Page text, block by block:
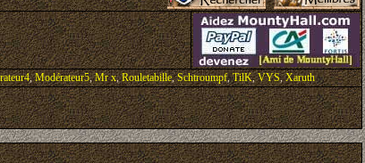
,Modérateur5,Mr x,Rouletabille,Schtroumpf,TilK,VYS,Xaruth